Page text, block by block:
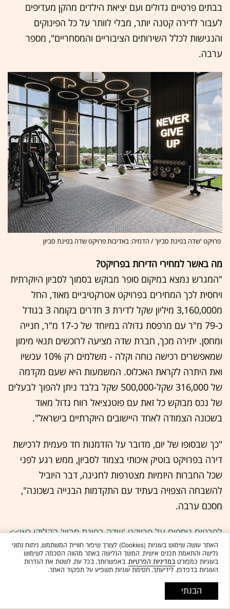
בבתים פרטיים גדולים ועם יציאת הילדים מהקן מעדיפים
לעבור לדירה קטנה יותר, מבלי לוותר על כל הפינוקים
והנגישות לכלל השירותים הציבוריים והמסחריים", מספר
ערבה.
פרויקט 'שדה בפינת סביון' / הדמיה: באדיבות פרויקט שדה בפינת סביון
מה באשר למחירי הדירות בפרויקט?
"המגרש נמצא במיקום סופר מבוקש בסמוך לסביון היוקרתית
ויחסית לכך המחירים בפרויקט אטרקטיביים מאוד, החל
מ3,160,000 מיליון שקל לדירת 3 חדרים בקומה 3 בגודל
כ-79 מ"ר עם מרפסת גדולה במיוחד של כ-17 מ"ר, חנייה
ומחסן. יתירה מכך, חברת שדה מציעה לרוכשים תנאי מימון
שמאפשרים רכישה נוחה וקלה - משלמים רק 10% עכשיו
ואת היתרה לקראת האכלוס. המשמעות היא שעם מקדמה
של 316,000 שקל-500,000 שקל בלבד ניתן להפוך לבעלים
של נכס מבוקש כל זאת עם פוטנציאל רווח גדול מאוד
בשכונה הצמודה לאחד היישובים היוקרתיים בישראל".
"כך שבסופו של יום, מדובר על הזדמנות חד פעמית לרכישת
דירה בפרויקט בוטיק איכותי בצמוד לסביון, ממש רגע לפני
שכל החברות היזמיות מצטרפות לחגיגה, דבר היוביל
להשבחה הצפויה בעתיד עם התקדמות הבנייה בשכונה",
מסכם ערבה.
לפרטים נוספים על פרויקט 'שדה בפינת סביון' הקליקו כאן>>
האתר עושה שימוש בעוגיות (Cookies) לצורך שיפור חוויית המשתמש, ניתוח נתוני
גלישה והתאמת תכנים אישית. המשך הגלישה באתר מהווה הסכמה לשימוש
בעוגיות כמפורטבמדיניות הפרטיות. באפשרותך, בכל עת, לשנות את הגדרות
העוגיות בדפדפן. לידיעתך, חסימת עוגיות תשפיע על תפקוד האתר.
הבנתי